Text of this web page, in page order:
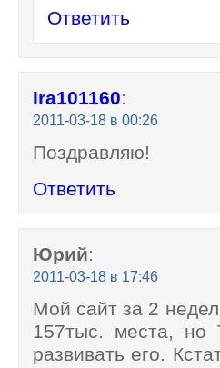
Ответить
Ira101160:
2011-03-18 в 00:26
Поздравляю!
Ответить
Юрий:
2011-03-18 в 17:46
Мой сайт за 2
157тыс. места,
развивать его.